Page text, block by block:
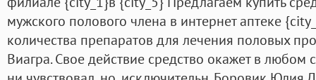
мужского полового члена в интернет аптеке
количества препаратов для лечения половых
Виагра. Свое действие средство окажет в любом